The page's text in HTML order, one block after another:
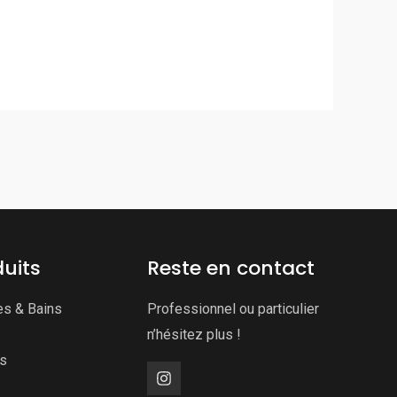
& Bains
Reste en contact
Professionnel ou particulier
n’hésitez plus !